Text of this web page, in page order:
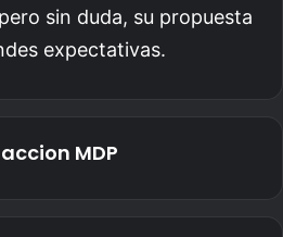
sin duda, su propuesta
expectativas.
MDP